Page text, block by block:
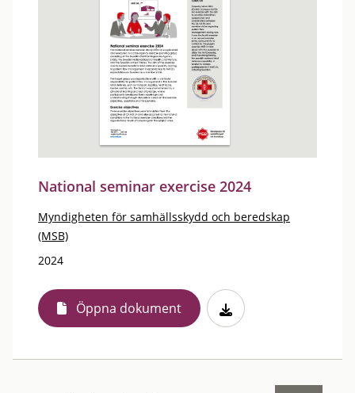
National seminar exercise 2024
Myndigheten för samhällsskydd och beredskap
(MSB)
2024
Öppna dokument